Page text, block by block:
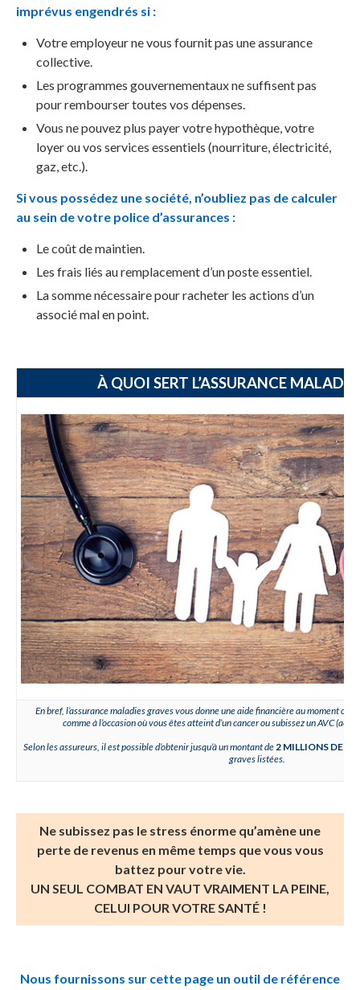
imprévus engendrés si :
Votre employeur ne vous fournit pas une assurance
collective.
Les programmes gouvernementaux ne suffisent pas
pour rembourser toutes vos dépenses.
Vous ne pouvez plus payer votre hypothèque, votre
loyer ou vos services essentiels (nourriture, électricité,
gaz, etc.).
Si vous possédez une société, n’oubliez pas de calculer
au sein de votre police d’assurances :
Le coût de maintien.
Les frais liés au remplacement d’un poste essentiel.
La somme nécessaire pour racheter les actions d’un
associé mal en point.
À QUOI SERT L’ASSURANCE MALADIE
En bref, l’assurance maladies graves vous donne une aide financière au moment où
comme à l’occasion où vous êtes atteint d’un cancer ou subissez un AVC
Selon les assureurs, il est possible d’obtenir jusqu’à un montant de2 MILLIONS DE
graves listées.
Ne subissez pas le stress énorme qu’amène une
perte de revenus en même temps que vous vous
battez pour votre vie.
UN SEUL COMBAT EN VAUT VRAIMENT LA PEINE,
CELUI POUR VOTRE SANTÉ !
Nous fournissons sur cette page un outil de référence